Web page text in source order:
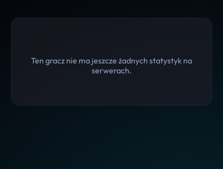
Ten gracz nie ma jeszcze żadnych statystyk na
serwerach.